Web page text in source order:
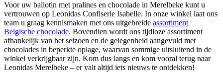
Voor uw ballotin met pralines en chocolade in Merelbeke kunt u
vertrouwen op Leonidas Confiserie Isabelle. In onze winkel laat ons
team u graag kennismaken met ons uitgebreide assortiment
Belgische chocolade. Bovendien wordt ons tijdloze assortiment
afhankelijk van het seizoen en de gelegenheid aangevuld met
chocolades in beperkte oplage, waarvan sommige uitsluitend in de
winkel verkrijgbaar zijn. Kom dus langs en kom vooral terug naar
Leonidas Merelbeke – er valt altijd iets nieuws te ontdekken!